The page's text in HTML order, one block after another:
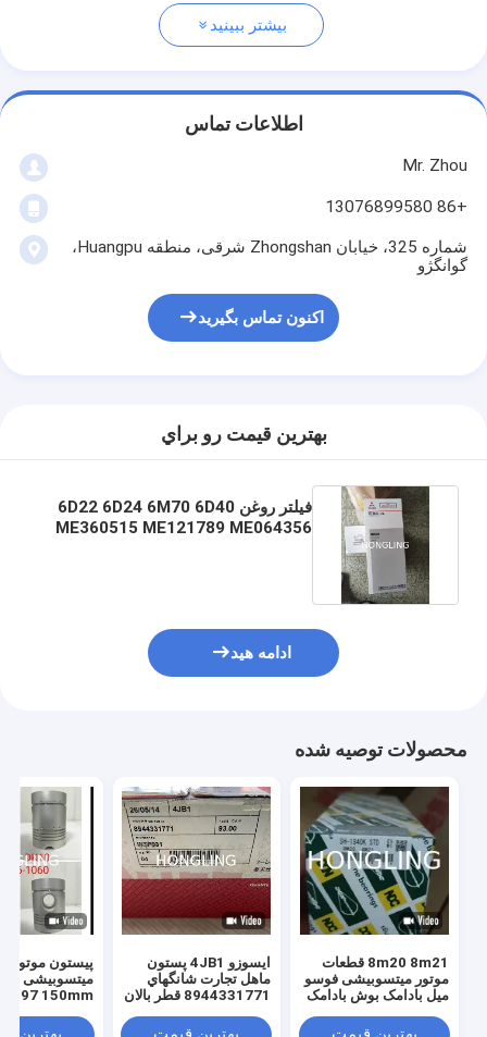
بیشتر ببینید
اطلاعات تماس
Mr. Zhou
+86 13076899580
شماره 325، خیابان Zhongshan شرقی، منطقه Huangpu،
گوانگژو
اکنون تماس بگیرید
بهترين قيمت رو براي
فیلتر روغن 6D22 6D24 6M70 6D40
ME360515 ME121789 ME064356
ادامه هید
محصولات توصیه شده
8m20 8m21 قطعات
موتور میتسوبیشی فوسو
میل بادامک بوش بادامک
ايسوزو 4JB1 پستون
ماهل تجارت شانگهاي
8944331771 قطر بالان
پیستون موتور
150mm
13216-1060